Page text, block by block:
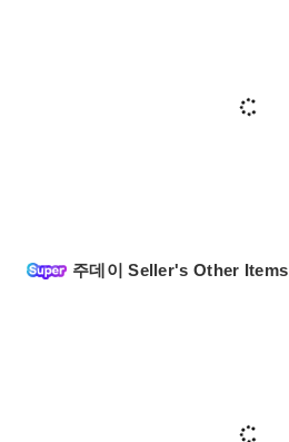
주데이 Seller's Other Items